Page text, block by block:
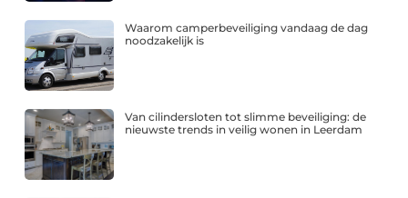
Waarom camperbeveiliging vandaag de dag
noodzakelijk is
Van cilindersloten tot slimme beveiliging: de
nieuwste trends in veilig wonen in Leerdam